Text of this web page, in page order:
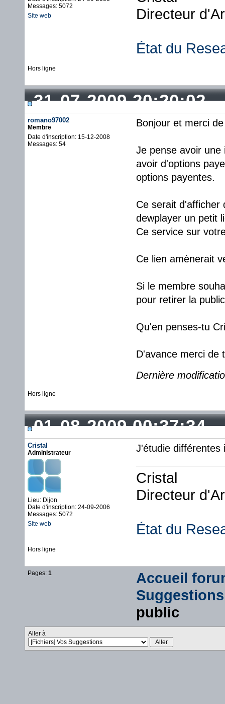
Messages: 5072
Site web
Directeur
État du
Hors ligne
31-07-2009 20:20:02
romano97002
Membre
Date d'inscription: 15-12-2008
Messages: 54
Bonjour et merci
Je pense avoir
avoir d'options
options payentes.
Ce serait d'afficher
dewplayer un petit
Ce service sur
Ce lien amènerait
Si le membre
pour retirer la
Qu'en penses-tu
D'avance merci de
Dernière
Hors ligne
01-08-2009 00:37:34
Cristal
Administrateur
Lieu: Dijon
Date d'inscription: 24-09-2006
Messages: 5072
Site web
J'étudie différentes
Cristal
Directeur
État du
Hors ligne
Pages: 1
Accueil
Suggestions
public
Aller à